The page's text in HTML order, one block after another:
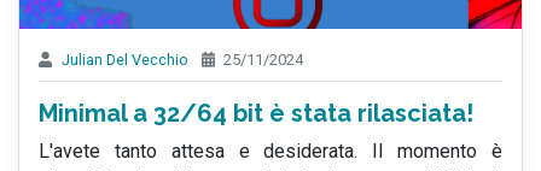
Julian Del Vecchio 25/11/2024
Minimal a 32/64 bit è stata rilasciata!
L'avete tanto attesa e desiderata. Il momento è